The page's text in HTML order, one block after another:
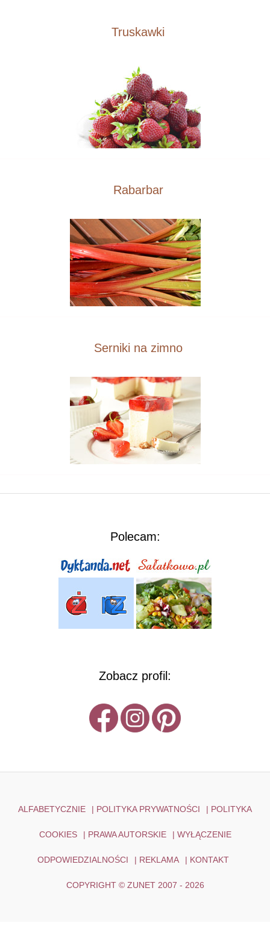
Truskawki
Rabarbar
Serniki na zimno
Polecam:
Zobacz profil:
ALFABETYCZNIE | POLITYKA PRYWATNOŚCI | POLITYKA
COOKIES | PRAWA AUTORSKIE | WYŁĄCZENIE
ODPOWIEDZIALNOŚCI | REKLAMA | KONTAKT
COPYRIGHT © ZUNET 2007 - 2026